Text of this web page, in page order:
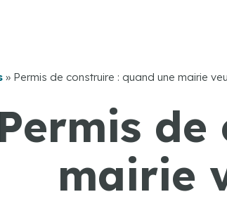
» Permis de construire : quand une mairie
Permis
mairie